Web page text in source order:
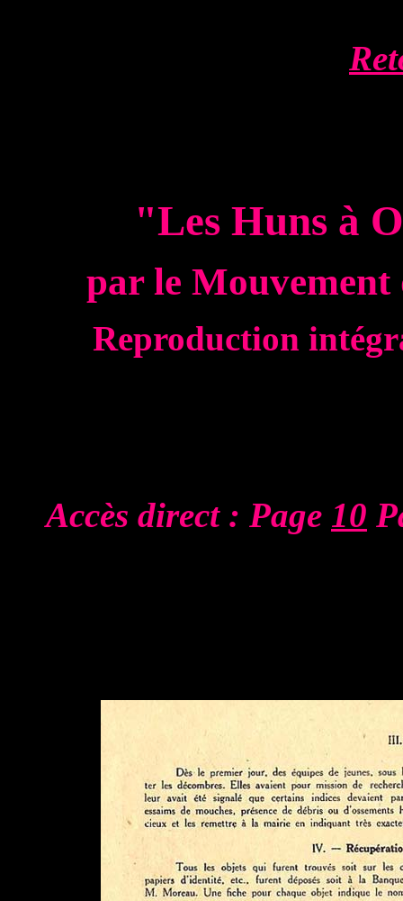
"Les Huns à
par le
Reproduction
Accès direct : Page 10